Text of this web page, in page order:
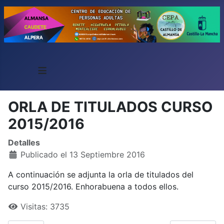
≡
ORLA DE TITULADOS CURSO
2015/2016
Detalles
Publicado el 13 Septiembre 2016
A continuación se adjunta la orla de titulados del
curso 2015/2016. Enhorabuena a todos ellos.
Visitas: 3735